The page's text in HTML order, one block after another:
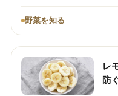
野菜を知る
レ
防